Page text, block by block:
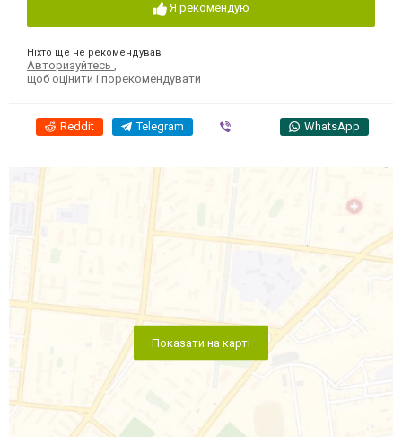
Я рекомендую
Ніхто ще не рекомендував
Авторизуйтесь
щоб оцінити і порекомендувати
Reddit Telegram WhatsApp
Показати на карті